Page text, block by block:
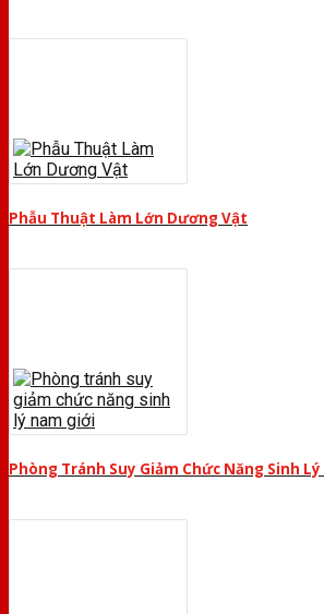
Phẫu Thuật Làm Lớn Dương Vật
Phòng Tránh Suy Giảm Chức Năng Sinh